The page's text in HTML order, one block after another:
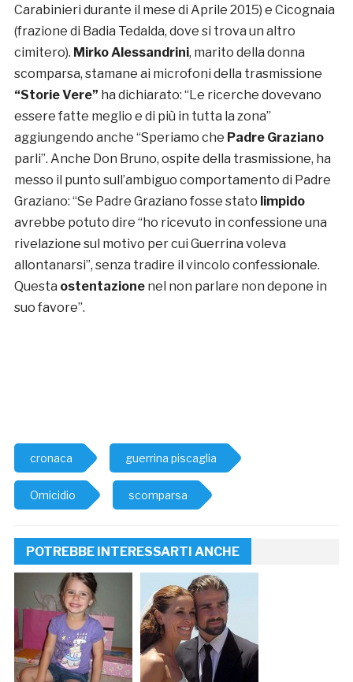
Carabinieri durante il mese di Aprile 2015) e Cicognaia
(frazione di Badia Tedalda, dove si trova un altro
cimitero). Mirko Alessandrini, marito della donna
scomparsa, stamane ai microfoni della trasmissione
“Storie Vere” ha dichiarato: “Le ricerche dovevano
essere fatte meglio e di più in tutta la zona”
aggiungendo anche “Speriamo che Padre Graziano
parli”. Anche Don Bruno, ospite della trasmissione, ha
messo il punto sull’ambiguo comportamento di Padre
Graziano: “Se Padre Graziano fosse stato limpido
avrebbe potuto dire “ho ricevuto in confessione una
rivelazione sul motivo per cui Guerrina voleva
allontanarsi”, senza tradire il vincolo confessionale.
Questa ostentazionenel non parlare non depone in
suo favore”.
cronaca guerrina piscaglia
Omicidio scomparsa
POTREBBE INTERESSARTI ANCHE